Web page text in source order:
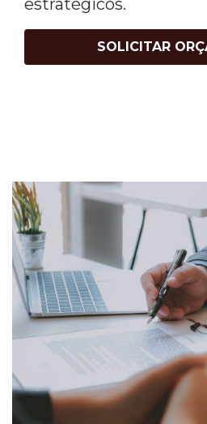
estratégicos.
SOLICITAR